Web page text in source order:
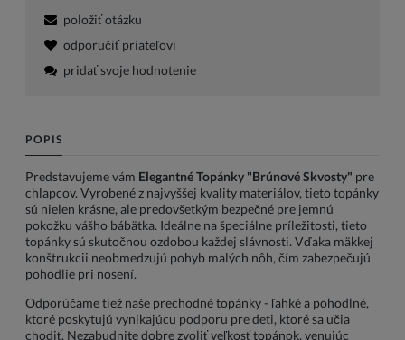
položiť otázku
odporučiť priateľovi
pridať svoje hodnotenie
POPIS
Predstavujeme vám Elegantné Topánky "Brúnové Skvosty" pre
chlapcov. Vyrobené z najvyššej kvality materiálov, tieto topánky
sú nielen krásne, ale predovšetkým bezpečné pre jemnú
pokožku vášho bábätka. Ideálne na špeciálne príležitosti, tieto
topánky sú skutočnou ozdobou každej slávnosti. Vďaka mäkkej
konštrukcii neobmedzujú pohyb malých nôh, čím zabezpečujú
pohodlie pri nosení.
Odporúčame tiež naše prechodné topánky - ľahké a pohodlné,
ktoré poskytujú vynikajúcu podporu pre deti, ktoré sa učia
chodiť. Nezabudnite dobre zvoliť veľkosť topánok, venujúc